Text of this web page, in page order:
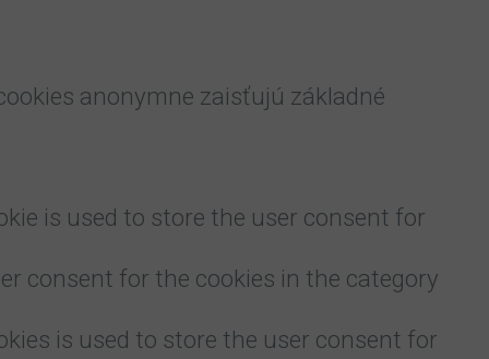
anonymne zaisťujú základné
is used to store the user consent for
consent for the cookies in the category
is used to store the user consent for